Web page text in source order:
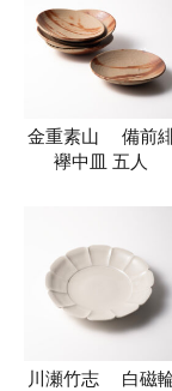
金重素山 備前
襷中皿 五人
川瀬竹志 白磁